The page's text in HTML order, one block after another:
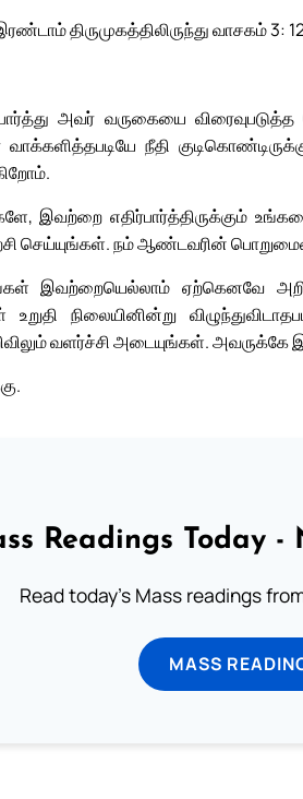
திருமுகத்திலிருந்து வாசகம் 3:
அவர் வருகையை
நீதி
இவற்றை எதிர்பார்த்திருக்கும்
செய்யுங்கள். நம் ஆண்டவரின்
இவற்றையெல்லாம் ஏற்கெனவே
உறுதி நிலையினின்று
வளர்ச்சி அடையுங்கள்.
Readings Today -
Read today's Mass readings
MASS